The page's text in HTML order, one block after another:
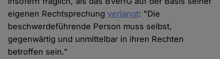
eigenen Rechtsprechungverlangt: "Die
beschwerdeführende Person muss selbst,
gegenwärtig und unmittelbar in ihren Rechten
betroffen sein."